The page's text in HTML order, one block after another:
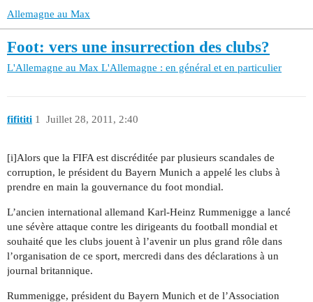
Allemagne au Max
Foot: vers une insurrection des clubs?
L'Allemagne au Max L'Allemagne : en général et en particulier
fifititi Juillet 28, 2011, 2:40
1
[i]Alors que la FIFA est discréditée par plusieurs scandales de
corruption, le président du Bayern Munich a appelé les clubs à
prendre en main la gouvernance du foot mondial.
L’ancien international allemand Karl-Heinz Rummenigge a lancé
une sévère attaque contre les dirigeants du football mondial et
souhaité que les clubs jouent à l’avenir un plus grand rôle dans
l’organisation de ce sport, mercredi dans des déclarations à un
journal britannique.
Rummenigge, président du Bayern Munich et de l’Association